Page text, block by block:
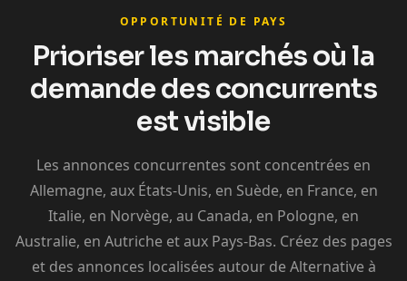
OPPORTUNITÉ DE PAYS
Prioriser les marchés où la
demande des concurrents
est visible
Les annonces concurrentes sont concentrées en
Allemagne, aux États-Unis, en Suède, en France, en
Italie, en Norvège, au Canada, en Pologne, en
Australie, en Autriche et aux Pays-Bas. Créez des pages
et des annonces localisées autour de Alternative à